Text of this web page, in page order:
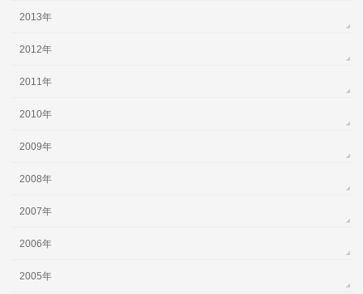
2013年
2012年
2011年
2010年
2009年
2008年
2007年
2006年
2005年